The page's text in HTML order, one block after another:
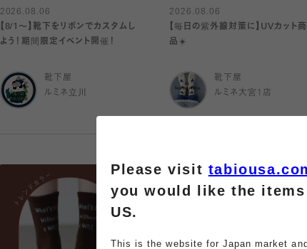
2026.08.06
【8/1〜】靴下をリボンでカスタムし
よう！期間限定イベント開催！
靴下屋
ルミネ立川
2026.08.06
【毎日の紫外線対策に】UVカット商
品☀️
靴下屋
ルミネ大宮1店
Please visit
you would like the
US.
This is the website for Japan market